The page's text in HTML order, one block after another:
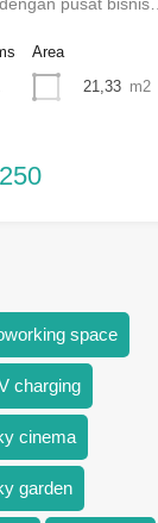
Area
21,33 m2
space
charging
cinema
garden